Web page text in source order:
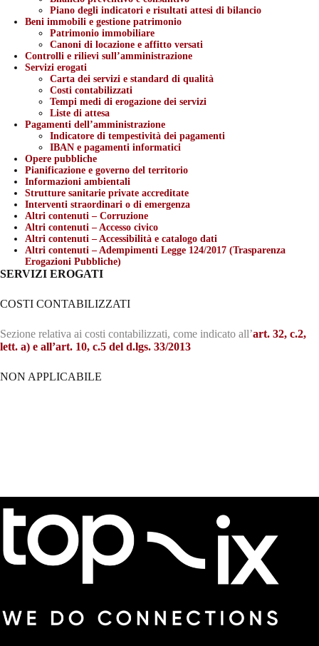
Piano degli indicatori e risultati attesi di bilancio
Beni immobili e gestione patrimonio
Patrimonio immobiliare
Canoni di locazione e affitto versati
Controlli e rilievi sull’amministrazione
Servizi erogati
Carta dei servizi e standard di qualità
Costi contabilizzati
Tempi medi di erogazione dei servizi
Liste di attesa
Pagamenti dell’amministrazione
Indicatore di tempestività dei pagamenti
IBAN e pagamenti informatici
Opere pubbliche
Pianificazione e governo del territorio
Informazioni ambientali
Strutture sanitarie private accreditate
Interventi straordinari o di emergenza
Altri contenuti – Corruzione
Altri contenuti – Accesso civico
Altri contenuti – Accessibilità e catalogo dati
Altri contenuti – Adempimenti Legge 124/2017 (Trasparenza
Erogazioni Pubbliche)
SERVIZI EROGATI
COSTI CONTABILIZZATI
Sezione relativa ai costi contabilizzati, come indicato all’art. 32, c.2,
lett. a) e all’art. 10, c.5 del d.lgs. 33/2013
NON APPLICABILE